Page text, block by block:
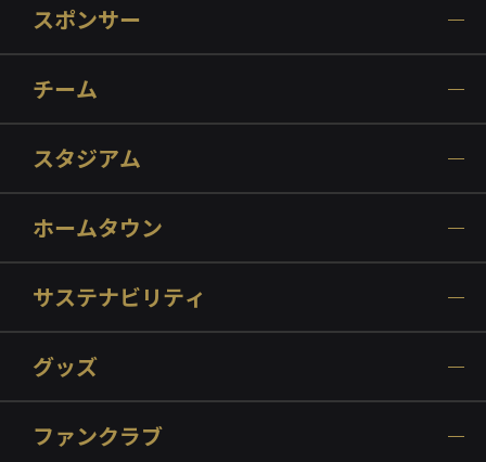
スポンサー
チーム
スタジアム
ホームタウン
サステナビリティ
グッズ
ファンクラブ